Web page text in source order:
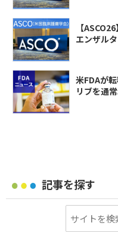
【
エンザル
米FDAが
リブを通
記事を探す